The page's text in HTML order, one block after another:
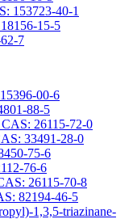
153723-40-1
15-5
7
00-6
88-5
26115-72-0
33491-28-0
75-6
76-6
26115-70-8
82194-46-5
1,3,5-triazinane-